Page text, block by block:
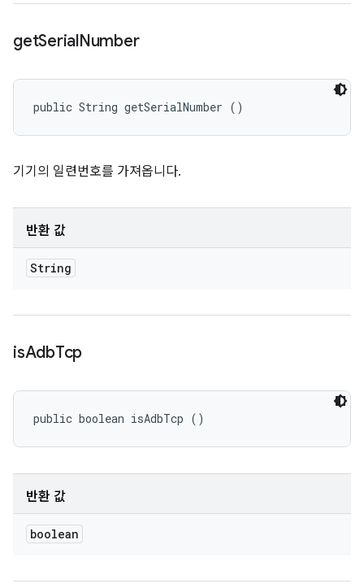
getSerialNumber
public String getSerialNumber ()
기기의 일련번호를 가져옵니다.
반환 값
String
isAdbTcp
public boolean isAdbTcp ()
반환 값
boolean